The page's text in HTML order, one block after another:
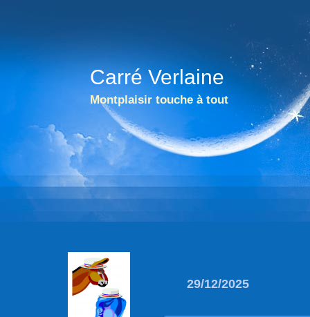
Carré Verlaine
Montplaisir touche à tout
29/12/2025